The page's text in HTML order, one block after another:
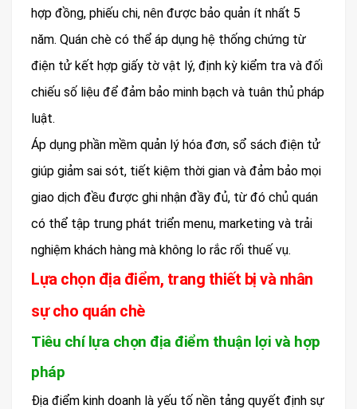
hợp đồng, phiếu chi, nên được bảo quản ít nhất 5
năm. Quán chè có thể áp dụng hệ thống chứng từ
điện tử kết hợp giấy tờ vật lý, định kỳ kiểm tra và đối
chiếu số liệu để đảm bảo minh bạch và tuân thủ pháp
luật.
Áp dụng phần mềm quản lý hóa đơn, sổ sách điện tử
giúp giảm sai sót, tiết kiệm thời gian và đảm bảo mọi
giao dịch đều được ghi nhận đầy đủ, từ đó chủ quán
có thể tập trung phát triển menu, marketing và trải
nghiệm khách hàng mà không lo rắc rối thuế vụ.
Lựa chọn địa điểm, trang thiết bị và nhân
sự cho quán chè
Tiêu chí lựa chọn địa điểm thuận lợi và hợp
pháp
Địa điểm kinh doanh là yếu tố nền tảng quyết định sự